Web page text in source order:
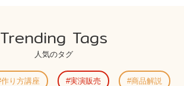
Trending Tags
人気のタグ
作り方講座 実演販売 商品解説